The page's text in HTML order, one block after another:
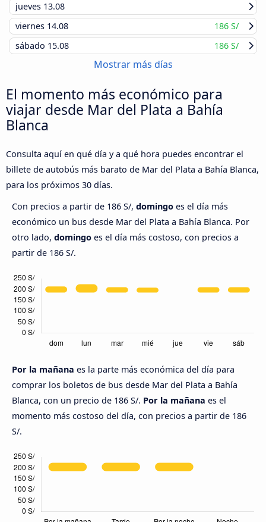
jueves 13.08
viernes 14.08
186 S/
sábado 15.08 186 S/
Mostrar más días
El momento más económico para
viajar desde Mar del Plata a Bahía
Blanca
Consulta aquí en qué día y a qué hora puedes encontrar el
billete de autobús más barato de Mar del Plata a Bahía Blanca,
para los próximos 30 días.
Con precios a partir de 186 S/, domingo es el día más
económico un bus desde Mar del Plata a Bahía Blanca. Por
otro lado, domingo es el día más costoso, con precios a
partir de 186 S/.
Por la mañana es la parte más económica del día para
comprar los boletos de bus desde Mar del Plata a Bahía
Blanca, con un precio de 186 S/. Por la mañana es el
momento más costoso del día, con precios a partir de 186
S/.